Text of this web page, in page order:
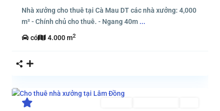
Nhà xưởng cho thuê tại Cà Mau DT các nhà xưởng: 4,000
m² - Chính chủ cho thuê. - Ngang 40m ...
có 4.000 m2